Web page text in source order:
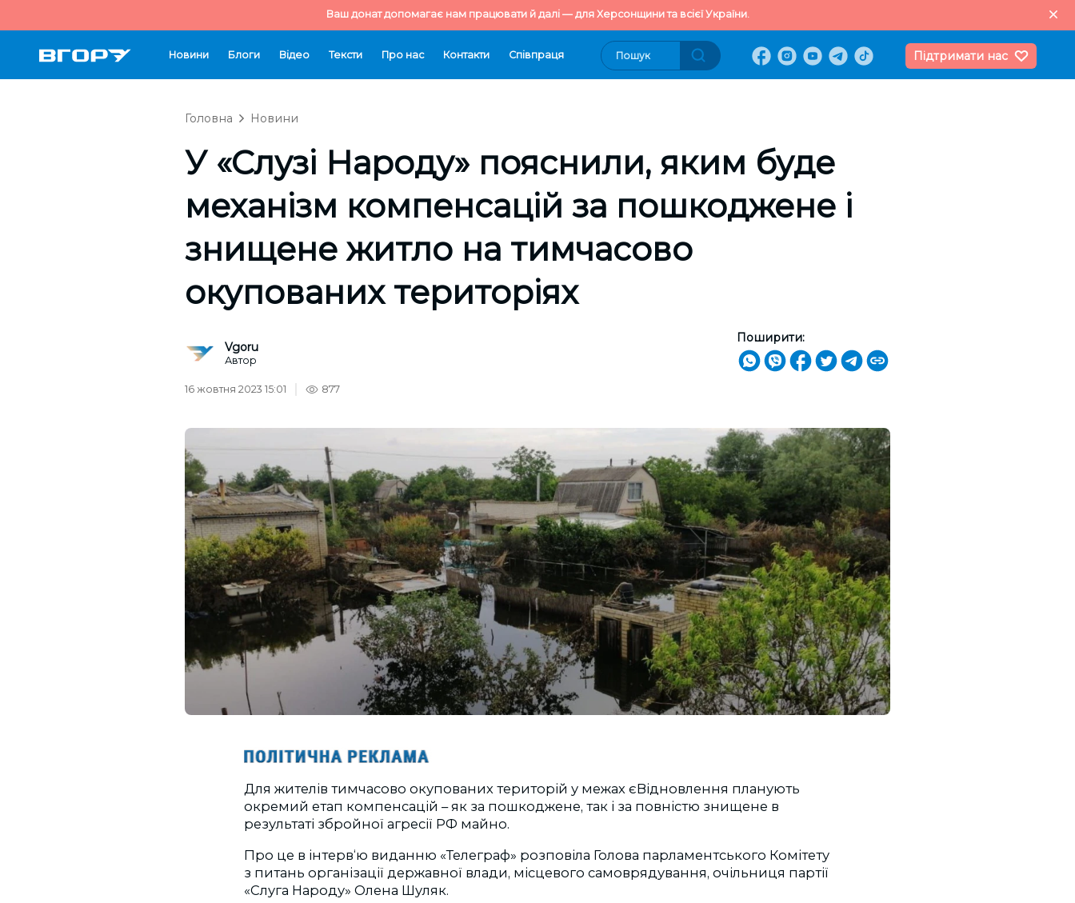
Ваш донат допомагає нам працювати й далі — для Херсонщини та всієї України.
Новини Блоги Відео Тексти Про нас Контакти Cпівпраця Підтримати нас
Головна Новини
У «Слузі Народу» пояснили, яким буде
механізм компенсацій за пошкоджене і
знищене житло на тимчасово
окупованих територіях
Vgoru
Автор
Поширити:
16 жовтня 2023 15:01 877
Для жителів тимчасово окупованих територій у межах єВідновлення планують
окремий етап компенсацій – як за пошкоджене, так і за повністю знищене в
результаті збройної агресії РФ майно.
Про це в інтерв‘ю виданню «Телеграф» розповіла Голова парламентського Комітету
з питань організації державної влади, місцевого самоврядування, очільниця партії
«Слуга Народу» Олена Шуляк.